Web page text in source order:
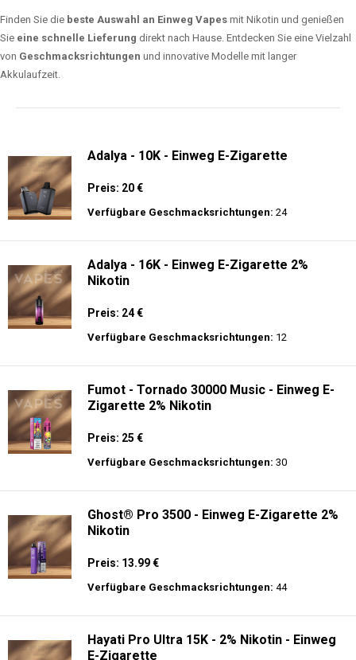
Finden Sie die beste Auswahl an Einweg Vapes mit Nikotin und genießen
Sie eine schnelle Lieferung direkt nach Hause. Entdecken Sie eine Vielzahl
von Geschmacksrichtungen und innovative Modelle mit langer
Akkulaufzeit.
Adalya - 10K - Einweg E-Zigarette
Preis: 20 €
Verfügbare Geschmacksrichtungen: 24
Adalya - 16K - Einweg E-Zigarette 2%
Nikotin
Preis: 24 €
Verfügbare Geschmacksrichtungen: 12
Fumot - Tornado 30000 Music - Einweg E-
Zigarette 2% Nikotin
Preis: 25 €
Verfügbare Geschmacksrichtungen: 30
Ghost® Pro 3500 - Einweg E-Zigarette 2%
Nikotin
Preis: 13.99 €
Verfügbare Geschmacksrichtungen: 44
Hayati Pro Ultra 15K - 2% Nikotin - Einweg
E-Zigarette